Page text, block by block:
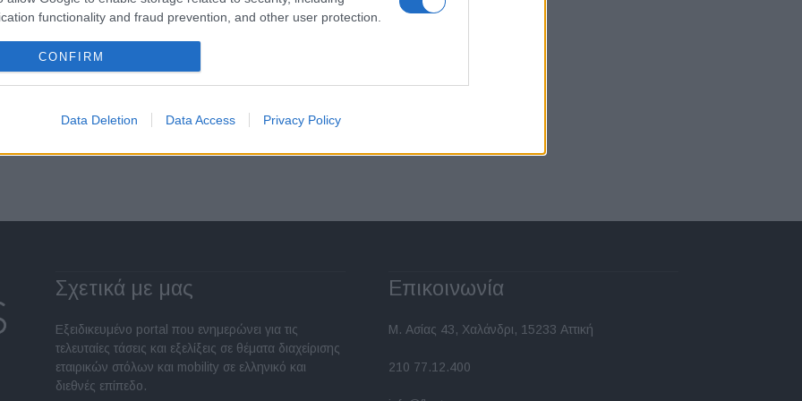
functionality and fraud prevention, and other user protection.
CONFIRM
Data Deletion Data Access Privacy Policy
Συνένωση εκπομπών CO₂ για
αποφυγή προστίμων
25/10/2025
Σελίδα 2 από 13
Σχετικά με μας
Εξειδικευμένο portal που ενημερώνει για τις
τελευταίες τάσεις και εξελίξεις σε θέματα διαχείρισης
εταιρικών στόλων και mobility σε ελληνικό και
διεθνές επίπεδο.
Επικοινωνία
Μ. Ασίας 43, Χαλάνδρι, 15233 Αττική
210 77.12.400